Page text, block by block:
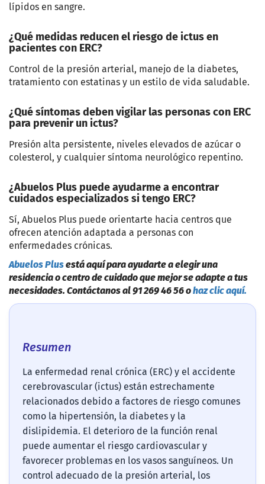
lípidos en sangre.
¿Qué medidas reducen el riesgo de ictus en
pacientes con ERC?
Control de la presión arterial, manejo de la diabetes,
tratamiento con estatinas y un estilo de vida saludable.
¿Qué síntomas deben vigilar las personas con ERC
para prevenir un ictus?
Presión alta persistente, niveles elevados de azúcar o
colesterol, y cualquier síntoma neurológico repentino.
¿Abuelos Plus puede ayudarme a encontrar
cuidados especializados si tengo ERC?
Sí, Abuelos Plus puede orientarte hacia centros que
ofrecen atención adaptada a personas con
enfermedades crónicas.
Abuelos Plusestá aquí para ayudarte a elegir una
residencia o centro de cuidado que mejor se adapte a tus
necesidades. Contáctanos al 91 269 46 56 ohaz clic aquí.
Resumen
La enfermedad renal crónica (ERC) y el accidente
cerebrovascular (ictus) están estrechamente
relacionados debido a factores de riesgo comunes
como la hipertensión, la diabetes y la
dislipidemia. El deterioro de la función renal
puede aumentar el riesgo cardiovascular y
favorecer problemas en los vasos sanguíneos. Un
control adecuado de la presión arterial, los